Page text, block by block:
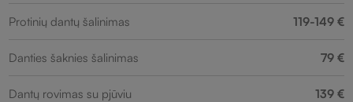
Protinių dantų šalinimas 119-149 €
Danties šaknies šalinimas 79 €
Dantų rovimas su pjūviu 139 €